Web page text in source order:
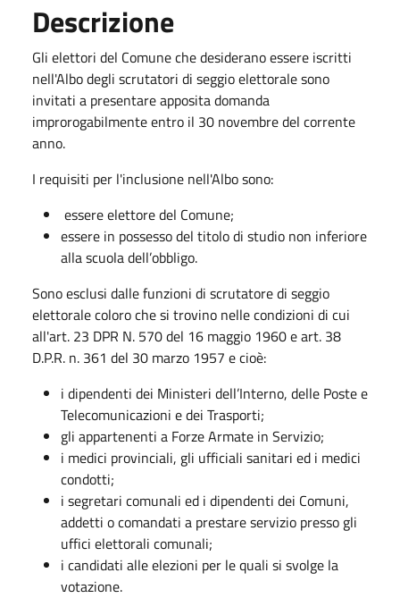
Descrizione
Gli elettori del Comune che desiderano essere iscritti
nell'Albo degli scrutatori di seggio elettorale sono
invitati a presentare apposita domanda
improrogabilmente entro il 30 novembre del corrente
anno.
I requisiti per l'inclusione nell'Albo sono:
essere elettore del Comune;
essere in possesso del titolo di studio non inferiore
alla scuola dell’obbligo.
Sono esclusi dalle funzioni di scrutatore di seggio
elettorale coloro che si trovino nelle condizioni di cui
all'art. 23 DPR N. 570 del 16 maggio 1960 e art. 38
D.P.R. n. 361 del 30 marzo 1957 e cioè:
i dipendenti dei Ministeri dell’Interno, delle Poste e
Telecomunicazioni e dei Trasporti;
gli appartenenti a Forze Armate in Servizio;
i medici provinciali, gli ufficiali sanitari ed i medici
condotti;
i segretari comunali ed i dipendenti dei Comuni,
addetti o comandati a prestare servizio presso gli
uffici elettorali comunali;
i candidati alle elezioni per le quali si svolge la
votazione.